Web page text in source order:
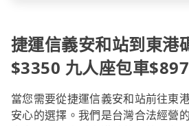
捷運信義安和站到東港
$3350 九人座包車
當您需要從捷運信義安和站前往東
安心的選擇。我們是台灣合法經營